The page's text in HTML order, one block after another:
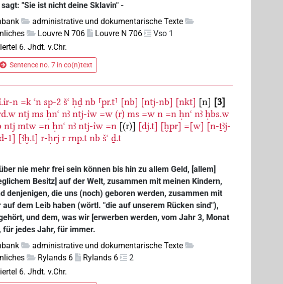
"Sie ist nicht deine Sklavin" -
administrative und dokumentarische Texte
Louvre N 706 Louvre N 706
Vso 1
6. Jhdt. v.Chr.
Sentence no. 7 in co(n)text
n =k ꜥn sp-2 šꜥ ḥḏ nb ⸢pr.t⸣ [nb] [ntj-nb] [nkt] [n]
3
ntj ms ḥnꜥ nꜣ ntj-ı͗w =w (r) ms =w n =n ḥnꜥ nꜣ ḥbs.w
ntj mtw =n ḥnꜥ nꜣ ntj-ı͗w =n [(r)] [dj.t] [ḫpr] =[w] [n-ṯꜣj-
1] [ꜣḫ.t] r-ḥrj r rnp.t nb šꜥ ḏ.t
nie mehr frei sein können bis hin zu allem Geld, [allem]
Besitz] auf der Welt, zusammen mit meinen Kindern,
denjenigen, die uns (noch) geboren werden, zusammen mit
dem Leib haben (wörtl. "die auf unserem Rücken sind"),
und dem, was wir [erwerben werden, vom Jahr 3, Monat
für jedes Jahr, für immer.
administrative und dokumentarische Texte
Rylands 6 Rylands 6
2
6. Jhdt. v.Chr.